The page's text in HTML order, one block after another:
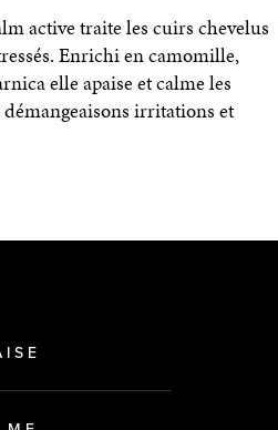
active traite les cuirs chevelus
Enrichi en camomille,
elle apaise et calme les
démangeaisons irritations et